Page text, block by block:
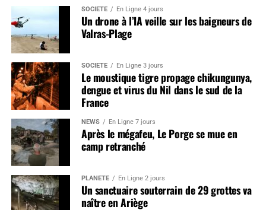
SOCIÉTÉ En Ligne 4 jours
Un drone à l’IA veille sur les baigneurs de
Valras-Plage
SOCIÉTÉ En Ligne 3 jours
Le moustique tigre propage chikungunya,
dengue et virus du Nil dans le sud de la
France
NEWS En Ligne 7 jours
Après le mégafeu, Le Porge se mue en
camp retranché
PLANÈTE En Ligne 2 jours
Un sanctuaire souterrain de 29 grottes va
naître en Ariège